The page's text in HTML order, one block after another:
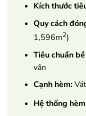
Kích thước
Quy cách
1,596m2)
Tiêu chuẩn
vân
Cạnh hèm:
Hệ thống